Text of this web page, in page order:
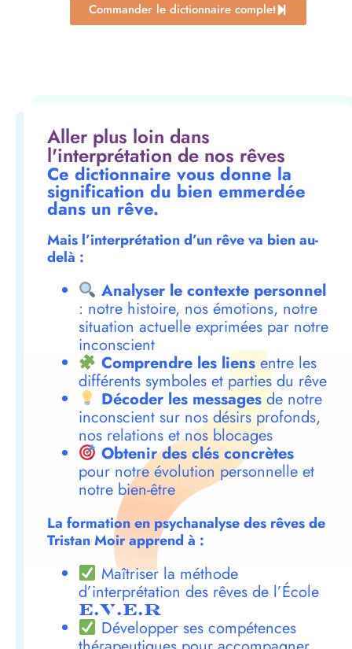
Commander le dictionnaire complet
Aller plus loin dans
l'interprétation de nos rêves
Ce dictionnaire vous donne la
signification du bien emmerdée
dans un rêve.
Mais l’interprétation d’un rêve va bien au-
delà :
Analyser le contexte personnel
: notre histoire, nos émotions, notre
situation actuelle exprimées par notre
inconscient
Comprendre les liensentre les
différents symboles et parties du rêve
Décoder les messagesde notre
inconscient sur nos désirs profonds,
nos relations et nos blocages
Obtenir des clés concrètes
pour notre évolution personnelle et
notre bien-être
La formation en psychanalyse des rêves de
Tristan Moir apprend à :
Maîtriser la méthode
d’interprétation des rêves de l’École
E.V.E.R
Développer ses compétences